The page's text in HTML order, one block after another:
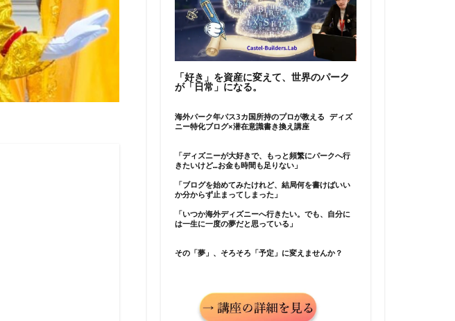
「好き」を資産に変えて、世界のパーク
が「日常」になる。
海外パーク年パス3カ国所持のプロが教える ディズ
ニー特化ブログ×潜在意識書き換え講座
「ディズニーが大好きで、もっと頻繁にパークへ行
きたいけど…お金も時間も足りない」
「ブログを始めてみたけれど、結局何を書けばいい
か分からず止まってしまった」
「いつか海外ディズニーへ行きたい。でも、自分に
は一生に一度の夢だと思っている」
その「夢」、そろそろ「予定」に変えませんか？